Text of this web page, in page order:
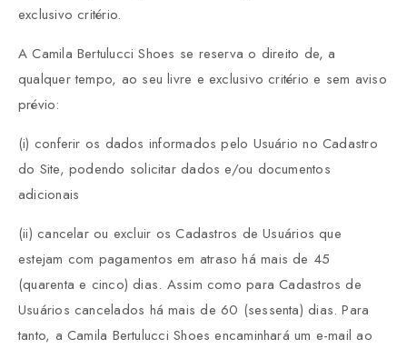
exclusivo critério.
A Camila Bertulucci Shoes se reserva o direito de, a
qualquer tempo, ao seu livre e exclusivo critério e sem aviso
prévio:
(i) conferir os dados informados pelo Usuário no Cadastro
do Site, podendo solicitar dados e/ou documentos
adicionais
(ii) cancelar ou excluir os Cadastros de Usuários que
estejam com pagamentos em atraso há mais de 45
(quarenta e cinco) dias. Assim como para Cadastros de
Usuários cancelados há mais de 60 (sessenta) dias. Para
tanto, a Camila Bertulucci Shoes encaminhará um e-mail ao